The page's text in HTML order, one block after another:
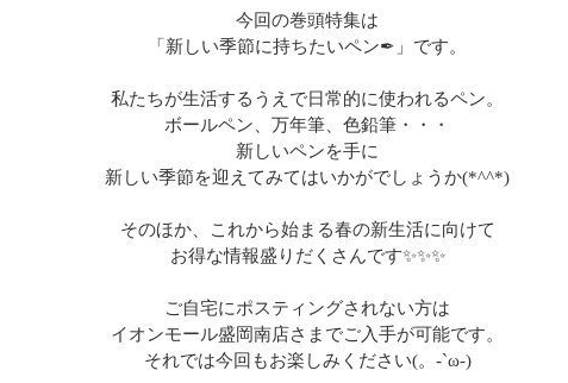
今回の巻頭特集は
「新しい季節に持ちたいペン✒」です。
私たちが生活するうえで日常的に使われるペン。
ボールペン、万年筆、色鉛筆・・・
新しいペンを手に
新しい季節を迎えてみてはいかがでしょうか(*^^*)
そのほか、これから始まる春の新生活に向けて
お得な情報盛りだくさんです✨✨✨
ご自宅にポスティングされない方は
イオンモール盛岡南店さまでご入手が可能です。
それでは今回もお楽しみください(。-`ω-)